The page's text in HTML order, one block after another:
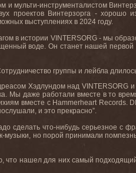
и мульти-инструменталистом
проектов Винтерзорга - хорошо
выступлениях в 2024 году.
в истории VINTERSORG - мы
воде. Он станет нашей
группы и лейбла
Хэдлундом над VINTERSORG
Мы даже работали вместе в то
вместе с Hammerheart Records.
и это прекрасно”.
сделать что-нибудь серьезное с
музыки, но порой принимали
что нашел для них самый